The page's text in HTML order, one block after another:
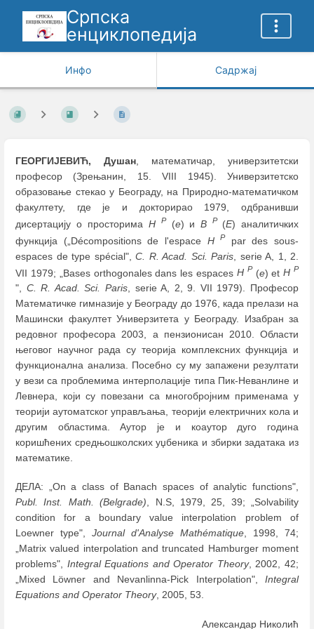
Српска
енциклопедија
Инфо Садржај
ГЕОРГИЈЕВИЋ, Душан, математичар, универзитетски
професор (Зрењанин, 15. VIII 1945). Универзитетско
образовање стекао у Београду, на Природно-математичком
факултету, где је и докторирао 1979, одбранивши
дисертацију o просторима H P(e) иBP (E) аналитичких
функција („Décompositions de l'espace HPpar des sous-
espaces de type spécial", C. R. Acad. Sci. Paris , serie A, 1, 2.
VII 1979; „Bases orthogonales dans les espaces H P(e) etHP
", C. R. Acad. Sci. Paris, serie A, 2, 9. VII 1979). Професор
Математичке гимназије у Београду до 1976, када прелази на
Машински факултет Универзитета у Београду. Изабран за
редовног професора 2003, а пензионисан 2010. Области
његовог научног рада су теорија комплексних функција и
функционална анализа. Посебно су му запажени резултати
у вези са проблемима интерполације типа Пик-Неванлине и
Левнера, који су повезани са многобројним применама у
теорији аутоматског управљања, теорији електричних кола и
другим областима. Аутор је и коаутор дуго година
коришћених средњошколских уџбеника и збирки задатака из
математике.
ДЕЛА: „Оn a class of Banach spaces of analytic functions",
Publ. Inst. Math. (Belgrade), N.S, 1979, 25, 39; „Solvability
condition for a boundary value interpolation problem of
Loewner type", Journal d'Analyse Mathématique, 1998, 74;
„Matrix valued interpolation and truncated Hamburger moment
problems", Integral Equations and Operator Theory, 2002, 42;
„Mixed Löwner and Nevanlinna-Pick Interpolation", Integral
Equations and Operator Theory, 2005, 53.
Александар Николић